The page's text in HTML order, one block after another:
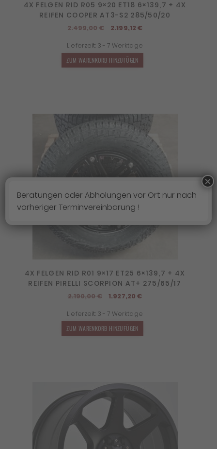
4X FELGEN RID R05 9×20 ET18 6×139,7 + 4X
REIFEN COOPER AT3-S2 285/50/20
2.499,00€
Ursprünglicher
war:
2.499,00 €
2.199,12€Aktueller
ist:
Lieferzeit: 3 - 7 Werktage
ZUM WARENKORB HINZUFÜGEN
4X FELGEN RID R01 9×17 ET25 6×139,7 + 4X
REIFEN PIRELLI SCORPION AT+ 275/65/17
2.190,00€
Ursprünglicher
war:
2.190,00 €
1.927,20€Aktueller
ist:
Lieferzeit: 3 - 7 Werktage
ZUM WARENKORB HINZUFÜGEN
Beratungen oder Abholungen vor Ort nur nach
vorheriger Terminvereinbarung !
×